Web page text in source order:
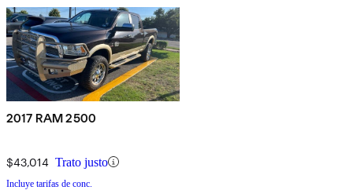
2017 RAM 2500
$43,014 Trato justo
Incluye tarifas de conc.